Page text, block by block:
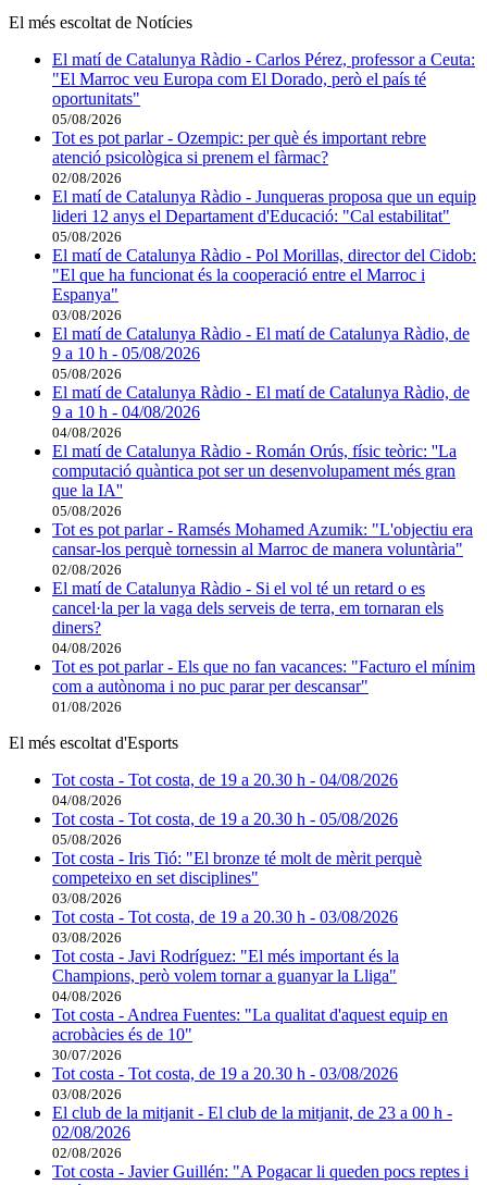
El més escoltat de Notícies
El matí de Catalunya Ràdio - Carlos Pérez, professor a Ceuta:
"El Marroc veu Europa com El Dorado, però el país té
oportunitats"
05/08/2026
Tot es pot parlar - Ozempic: per què és important rebre
atenció psicològica si prenem el fàrmac?
02/08/2026
El matí de Catalunya Ràdio - Junqueras proposa que un equip
lideri 12 anys el Departament d'Educació: "Cal estabilitat"
05/08/2026
El matí de Catalunya Ràdio - Pol Morillas, director del Cidob:
"El que ha funcionat és la cooperació entre el Marroc i
Espanya"
03/08/2026
El matí de Catalunya Ràdio - El matí de Catalunya Ràdio, de
9 a 10 h - 05/08/2026
05/08/2026
El matí de Catalunya Ràdio - El matí de Catalunya Ràdio, de
9 a 10 h - 04/08/2026
04/08/2026
El matí de Catalunya Ràdio - Román Orús, físic teòric: ''La
computació quàntica pot ser un desenvolupament més gran
que la IA''
05/08/2026
Tot es pot parlar - Ramsés Mohamed Azumik: "L'objectiu era
cansar-los perquè tornessin al Marroc de manera voluntària"
02/08/2026
El matí de Catalunya Ràdio - Si el vol té un retard o es
cancel·la per la vaga dels serveis de terra, em tornaran els
diners?
04/08/2026
Tot es pot parlar - Els que no fan vacances: "Facturo el mínim
com a autònoma i no puc parar per descansar"
01/08/2026
El més escoltat d'Esports
Tot costa - Tot costa, de 19 a 20.30 h - 04/08/2026
04/08/2026
Tot costa - Tot costa, de 19 a 20.30 h - 05/08/2026
05/08/2026
Tot costa - Iris Tió: "El bronze té molt de mèrit perquè
competeixo en set disciplines"
03/08/2026
Tot costa - Tot costa, de 19 a 20.30 h - 03/08/2026
03/08/2026
Tot costa - Javi Rodríguez: "El més important és la
Champions, però volem tornar a guanyar la Lliga"
04/08/2026
Tot costa - Andrea Fuentes: "La qualitat d'aquest equip en
acrobàcies és de 10"
30/07/2026
Tot costa - Tot costa, de 19 a 20.30 h - 03/08/2026
03/08/2026
El club de la mitjanit - El club de la mitjanit, de 23 a 00 h -
02/08/2026
02/08/2026
Tot costa - Javier Guillén: "A Pogacar li queden pocs reptes i